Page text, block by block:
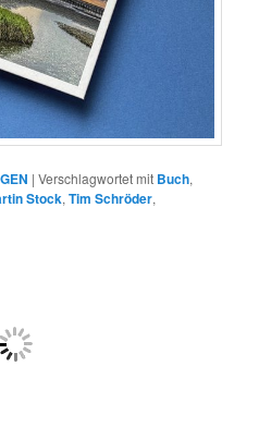
|Verschlagwortet mit Buch,
Stock,Tim Schröder,